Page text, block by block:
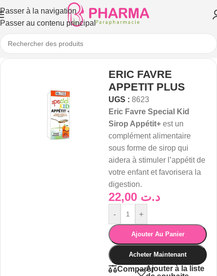
Passer à la navigation
Passer au contenu principal
ERIC FAVRE
APPETIT PLUS
UGS : 8623
Eric Favre Special Kid
Sirop Appétit+ est un
complément alimentaire
sous forme de sirop qui
aidera à stimuler l’appétit de
votre enfant et favorisera la
digestion.
د.ت
- +
Ajouter Au Panier
Acheter Maintenant
ComparerAjouter à la liste